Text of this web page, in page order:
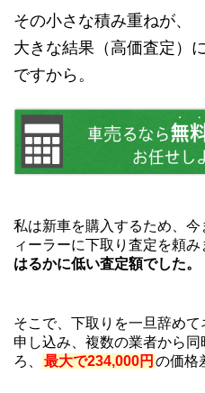
その小さな積み重ねが、
大きな結果（高価査定）
ですから。
私は新車を購入するため、
ィーラーに下取り査定を頼み
はるかに低い査定額でした。
そこで、下取りを一旦辞め
申し込み、複数の業者から
ろ、
最大で234,000円 の価格